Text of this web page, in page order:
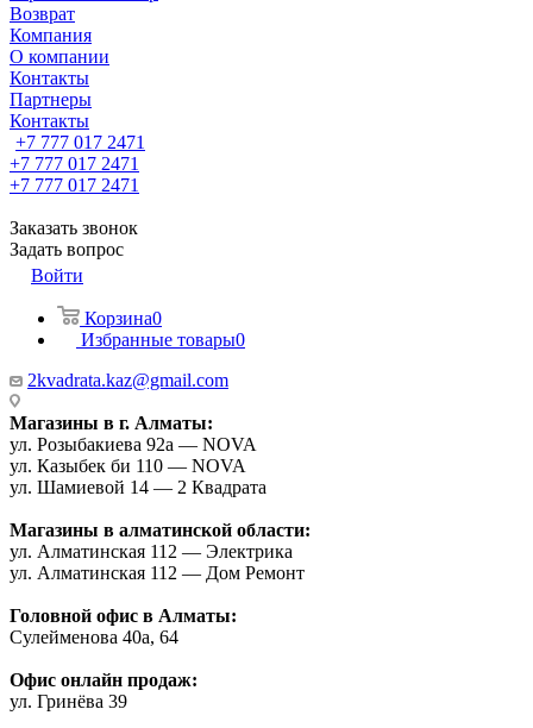
Возврат
Компания
О компании
Контакты
Партнеры
Контакты
+7 777 017 2471
+7 777 017 2471
+7 777 017 2471
Заказать звонок
Задать вопрос
Войти
Корзина0
Избранные товары0
2kvadrata.kaz@gmail.com
Магазины в г. Алматы:
ул. Розыбакиева 92а — NOVA
ул. Казыбек би 110 — NOVA
ул. Шамиевой 14 — 2 Квадрата
Магазины в алматинской области:
ул. Алматинская 112 — Электрика
ул. Алматинская 112 — Дом Ремонт
Головной офис в Алматы:
Сулейменова 40а, 64
Офис онлайн продаж:
ул. Гринёва 39